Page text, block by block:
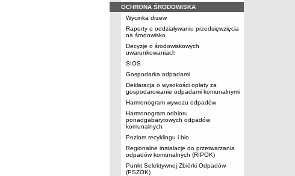
OCHRONA ŚRODOWISKA
Wycinka drzew
Raporty o oddziaływaniu przedsięwzięcia
na środowisko
Decyzje o środowiskowych
uwarunkowaniach
SIOS
Gospodarka odpadami
Deklaracja o wysokości opłaty za
gospodarowanie odpadami komunalnymi
Harmonogram wywozu odpadów
Harmonogram odbioru
ponadgabarytowych odpadów
komunalnych
Poziom recyklingu i bio
Regionalne instalacje do przetwarzania
odpadów komunalnych (RIPOK)
Punkt Selektywnej Zbiórki Odpadów
(PSZOK)